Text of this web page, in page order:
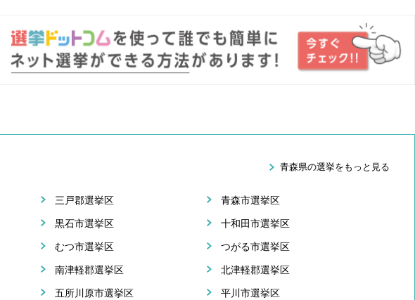
青森県の選挙をもっと見る
三戸郡選挙区 青森市選挙区
黒石市選挙区 十和田市選挙区
むつ市選挙区 つがる市選挙区
南津軽郡選挙区 北津軽郡選挙区
五所川原市選挙区 平川市選挙区